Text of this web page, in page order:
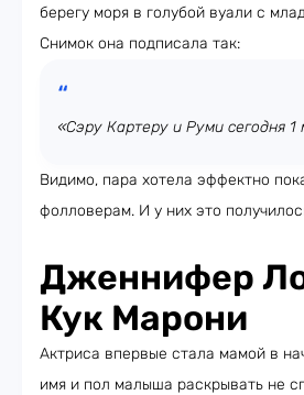
берегу моря в голубой вуали с
Снимок она подписала так:
«Сэру Картеру и Руми сегодня 1
Видимо, пара хотела эффектно
фолловерам. И у них это
Дженнифер
Кук Марони
Актриса впервые стала мамой в
имя и пол малыша раскрывать не